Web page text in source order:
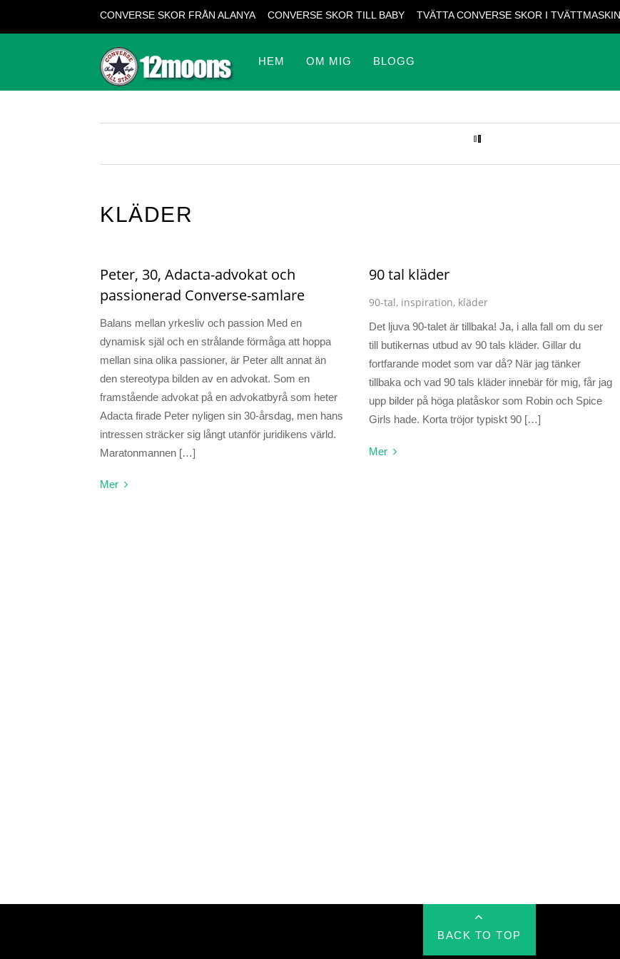
CONVERSE SKOR FRÅN ALANYA CONVERSE SKOR TILL BABY TVÄTTA CONVERSE SKOR I TVÄTTMASKIN
HEM OM MIG BLOGG
KLÄDER
Peter, 30, Adacta-advokat och
passionerad Converse-samlare
Balans mellan yrkesliv och passion Med en
dynamisk själ och en strålande förmåga att hoppa
mellan sina olika passioner, är Peter allt annat än
den stereotypa bilden av en advokat. Som en
framstående advokat på en advokatbyrå som heter
Adacta firade Peter nyligen sin 30-årsdag, men hans
intressen sträcker sig långt utanför juridikens värld.
Maratonmannen […]
Mer
90 tal kläder
90-tal, inspiration, kläder
Det ljuva 90-talet är tillbaka! Ja, i alla fall om du ser
till butikernas utbud av 90 tals kläder. Gillar du
fortfarande modet som var då? När jag tänker
tillbaka och vad 90 tals kläder innebär för mig, får jag
upp bilder på höga platåskor som Robin och Spice
Girls hade. Korta tröjor typiskt 90 […]
Mer
BACK TO TOP